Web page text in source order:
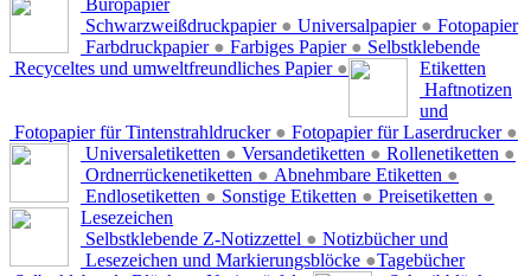
Büropapier
Schwarzweißdruckpapier ● Universalpapier ●
Farbdruckpapier ● Farbiges Papier ●
Recyceltes und umweltfreundliches Papier ●
Fotopapier
Fotopapier für Tintenstrahldrucker ● Fotopapier für Laserdrucker ●
Selbstklebende
Etiketten
Universaletiketten ● Versandetiketten ● Rollenetiketten ●
Ordnerrückenetiketten ● Abnehmbare Etiketten ●
Endlosetiketten ● Sonstige Etiketten ● Preisetiketten ●
Haftnotizen
und
Lesezeichen
Selbstklebende Z-Notizzettel ●
Lesezeichen und Markierungsblöcke ●
Notizbücher und
Tagebücher